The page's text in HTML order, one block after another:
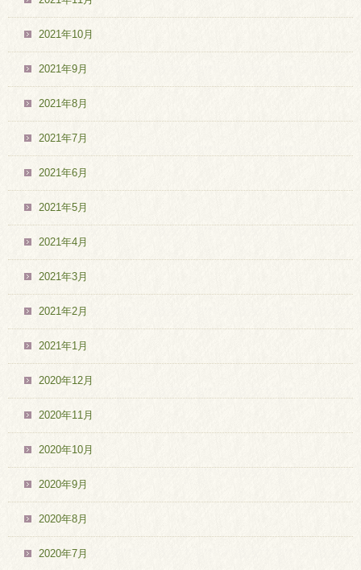
2021年10月
2021年9月
2021年8月
2021年7月
2021年6月
2021年5月
2021年4月
2021年3月
2021年2月
2021年1月
2020年12月
2020年11月
2020年10月
2020年9月
2020年8月
2020年7月